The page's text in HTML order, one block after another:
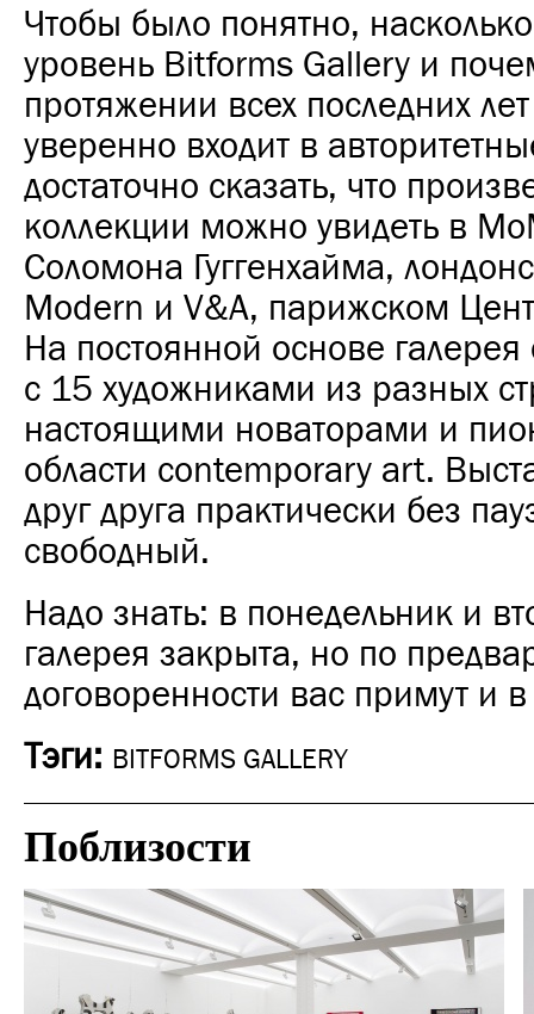
Чтобы было понятно,
уровень Bitforms Gallery и
протяжении всех последних
уверенно входит в
достаточно сказать, что
коллекции можно увидеть в
Соломона Гуггенхайма,
Modern и V&A, парижском
На постоянной основе галерея
с 15 художниками из разных
настоящими новаторами и
области contemporary art.
друг друга практически без
свободный.
Надо знать: в понедельник и
галерея закрыта, но по
договоренности вас примут и
Тэги: BITFORMS GALLERY
Поблизости